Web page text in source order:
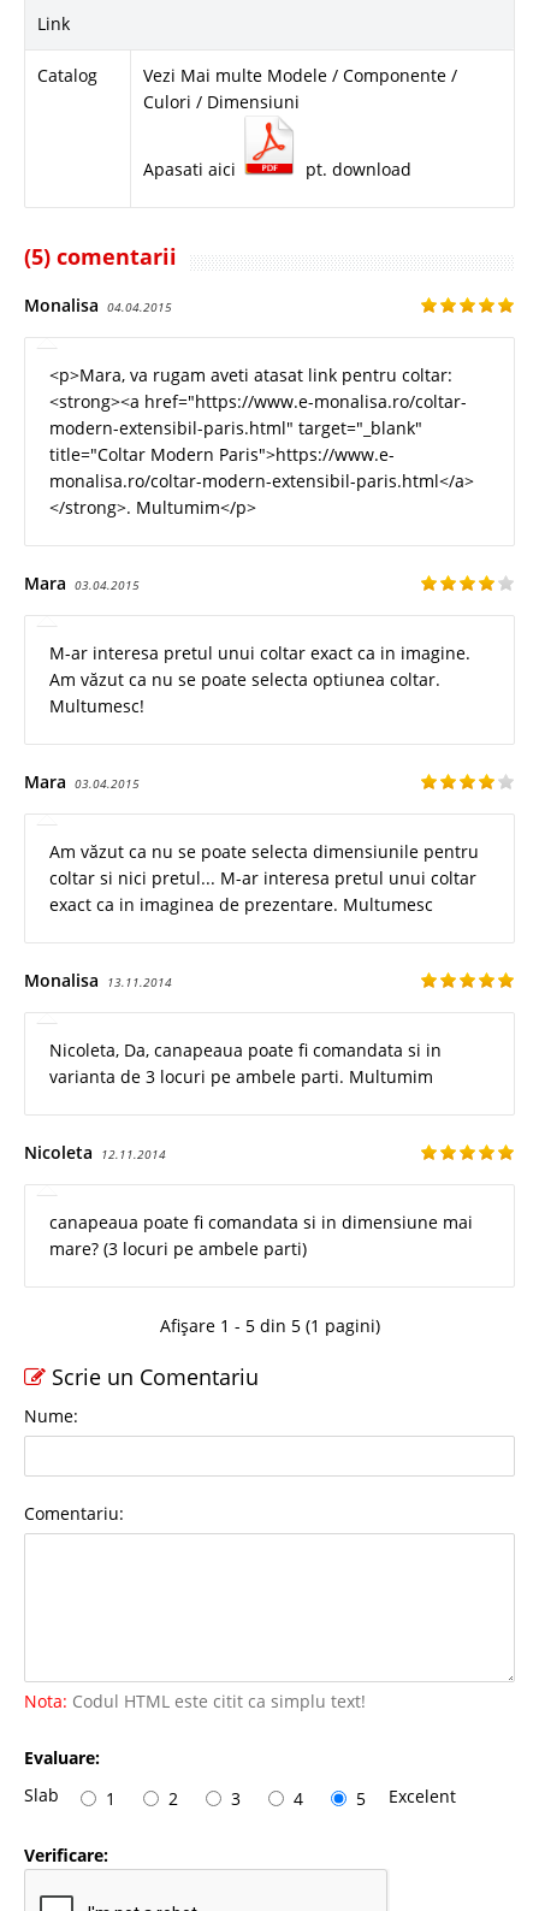
Link
Catalog
Vezi Mai multe Modele / Componente /
Culori / Dimensiuni
Apasati aici pt. download
(5) comentarii
Monalisa 04.04.2015
<p>Mara, va rugam aveti atasat link pentru coltar:
<strong><a href="https://www.e-monalisa.ro/coltar-
modern-extensibil-paris.html" target="_blank"
title="Coltar Modern Paris">https://www.e-
monalisa.ro/coltar-modern-extensibil-paris.html</a>
</strong>. Multumim</p>
Mara 03.04.2015
M-ar interesa pretul unui coltar exact ca in imagine.
Am văzut ca nu se poate selecta optiunea coltar.
Multumesc!
Mara 03.04.2015
Am văzut ca nu se poate selecta dimensiunile pentru
coltar si nici pretul... M-ar interesa pretul unui coltar
exact ca in imaginea de prezentare. Multumesc
Monalisa 13.11.2014
Nicoleta, Da, canapeaua poate fi comandata si in
varianta de 3 locuri pe ambele parti. Multumim
Nicoleta 12.11.2014
canapeaua poate fi comandata si in dimensiune mai
mare? (3 locuri pe ambele parti)
Afișare 1 - 5 din 5 (1 pagini)
Scrie un Comentariu
Nume:
Comentariu:
Nota: Codul HTML este citit ca simplu text!
Evaluare:
Slab
1 2 3 4 5 Excelent
Verificare: